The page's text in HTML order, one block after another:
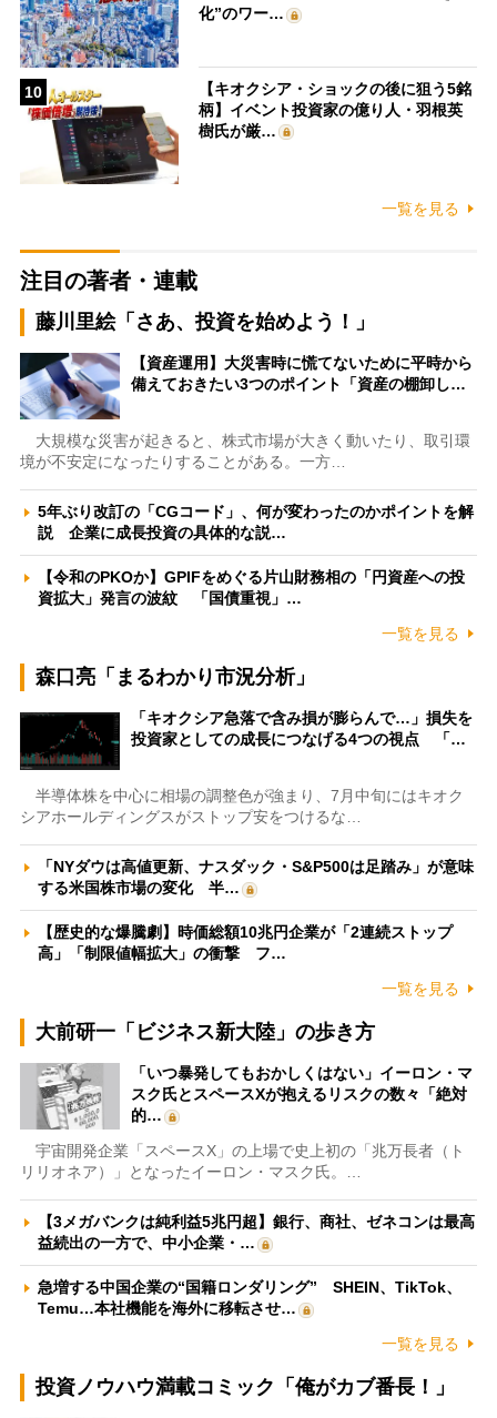
化”のワー…
10
【キオクシア・ショックの後に狙う5銘
柄】イベント投資家の億り人・羽根英
樹氏が厳…
一覧を見る
注目の著者・連載
藤川里絵「さあ、投資を始めよう！」
【資産運用】大災害時に慌てないために平時から
備えておきたい3つのポイント「資産の棚卸し…
大規模な災害が起きると、株式市場が大きく動いたり、取引環
境が不安定になったりすることがある。一方…
5年ぶり改訂の「CGコード」、何が変わったのかポイントを解
説 企業に成長投資の具体的な説…
【令和のPKOか】GPIFをめぐる片山財務相の「円資産への投
資拡大」発言の波紋 「国債重視」…
一覧を見る
森口亮「まるわかり市況分析」
「キオクシア急落で含み損が膨らんで…」損失を
投資家としての成長につなげる4つの視点 「…
半導体株を中心に相場の調整色が強まり、7月中旬にはキオク
シアホールディングスがストップ安をつけるな…
「NYダウは高値更新、ナスダック・S&P500は足踏み」が意味
する米国株市場の変化 半…
【歴史的な爆騰劇】時価総額10兆円企業が「2連続ストップ
高」「制限値幅拡大」の衝撃 フ…
一覧を見る
大前研一「ビジネス新大陸」の歩き方
「いつ暴発してもおかしくはない」イーロン・マ
スク氏とスペースXが抱えるリスクの数々「絶対
的…
宇宙開発企業「スペースX」の上場で史上初の「兆万長者（ト
リリオネア）」となったイーロン・マスク氏。…
【3メガバンクは純利益5兆円超】銀行、商社、ゼネコンは最高
益続出の一方で、中小企業・…
急増する中国企業の“国籍ロンダリング” SHEIN、TikTok、
Temu…本社機能を海外に移転させ…
一覧を見る
投資ノウハウ満載コミック「俺がカブ番長！」